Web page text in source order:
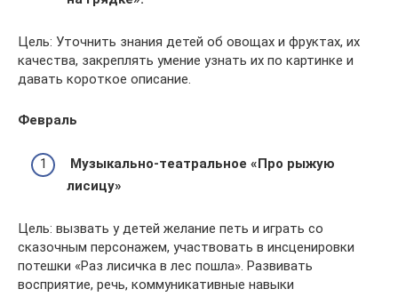
Цель: Уточнить знания детей об овощах и фруктах, их
качества, закреплять умение узнать их по картинке и
давать короткое описание.
Февраль
Музыкально-театральное «Про рыжую
лисицу»
Цель: вызвать у детей желание петь и играть со
сказочным персонажем, участвовать в инсценировки
потешки «Раз лисичка в лес пошла». Развивать
восприятие, речь, коммуникативные навыки